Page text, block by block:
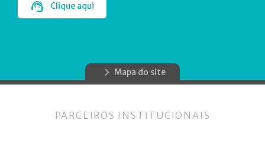
Clique aqui
Mapa do site
PARCEIROS INSTITUCIONAIS